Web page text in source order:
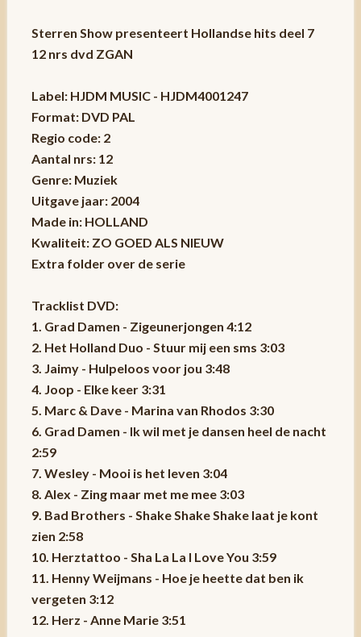
Sterren Show presenteert Hollandse hits deel 7
12 nrs dvd ZGAN
Label: HJDM MUSIC - HJDM4001247
Format: DVD PAL
Regio code: 2
Aantal nrs: 12
Genre: Muziek
Uitgave jaar: 2004
Made in: HOLLAND
Kwaliteit: ZO GOED ALS NIEUW
Extra folder over de serie
Tracklist DVD:
1. Grad Damen - Zigeunerjongen 4:12
2. Het Holland Duo - Stuur mij een sms 3:03
3. Jaimy - Hulpeloos voor jou 3:48
4. Joop - Elke keer 3:31
5. Marc & Dave - Marina van Rhodos 3:30
6. Grad Damen - Ik wil met je dansen heel de nacht
2:59
7. Wesley - Mooi is het leven 3:04
8. Alex - Zing maar met me mee 3:03
9. Bad Brothers - Shake Shake Shake laat je kont
zien 2:58
10. Herztattoo - Sha La La I Love You 3:59
11. Henny Weijmans - Hoe je heette dat ben ik
vergeten 3:12
12. Herz - Anne Marie 3:51